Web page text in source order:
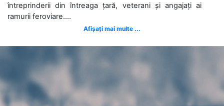
întreprinderii din întreaga țară, veterani și angajați ai
ramurii feroviare....
Afișați mai multe ...